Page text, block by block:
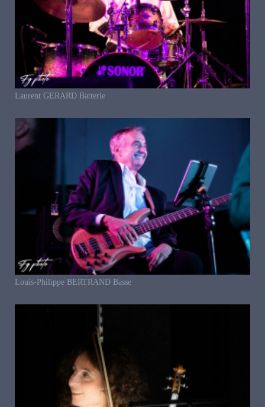
Laurent GERARD Batterie
Louis-Philippe BERTRAND Basse